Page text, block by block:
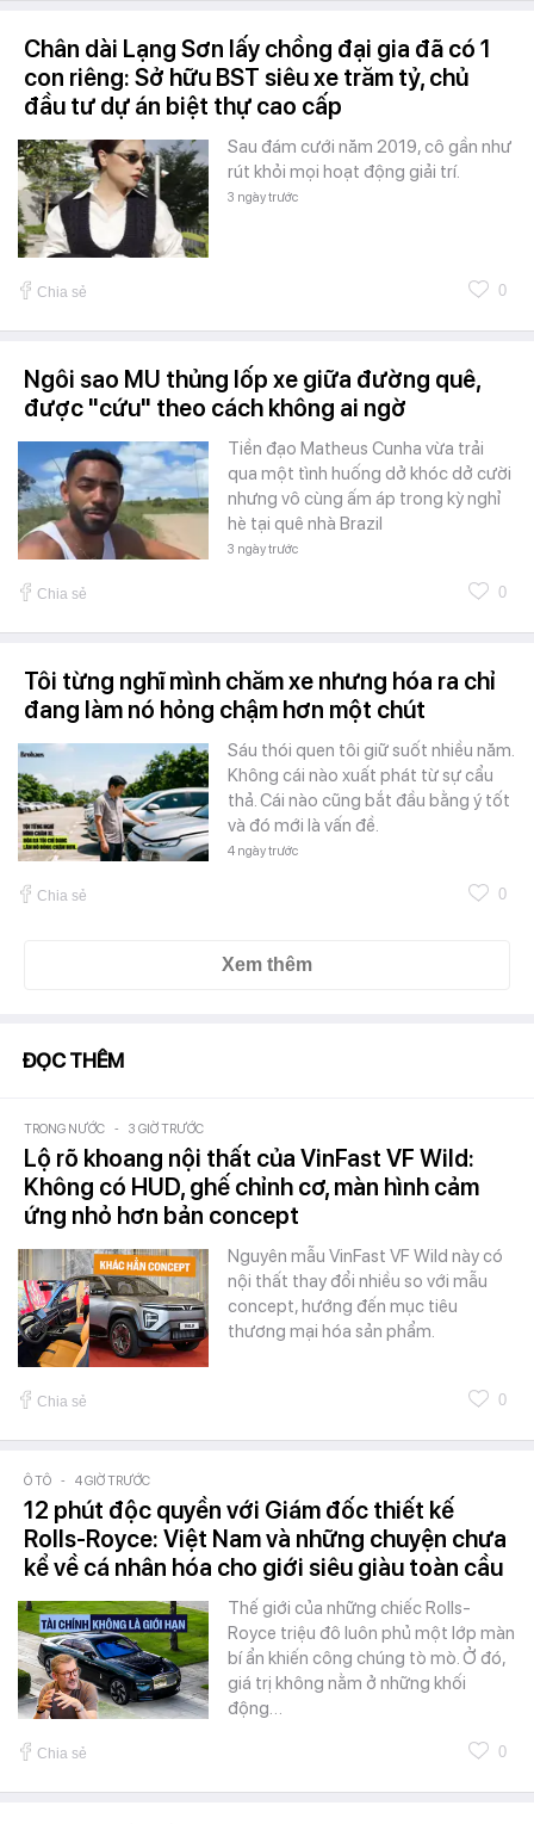
Chân dài Lạng Sơn lấy chồng đại gia đã có 1
con riêng: Sở hữu BST siêu xe trăm tỷ, chủ
đầu tư dự án biệt thự cao cấp
Sau đám cưới năm 2019, cô gần như
rút khỏi mọi hoạt động giải trí.
3 ngày trước
Chia sẻ 0
Ngôi sao MU thủng lốp xe giữa đường quê,
được "cứu" theo cách không ai ngờ
Tiền đạo Matheus Cunha vừa trải
qua một tình huống dở khóc dở cười
nhưng vô cùng ấm áp trong kỳ nghỉ
hè tại quê nhà Brazil
3 ngày trước
Chia sẻ 0
Tôi từng nghĩ mình chăm xe nhưng hóa ra chỉ
đang làm nó hỏng chậm hơn một chút
Sáu thói quen tôi giữ suốt nhiều năm.
Không cái nào xuất phát từ sự cẩu
thả. Cái nào cũng bắt đầu bằng ý tốt
và đó mới là vấn đề.
4 ngày trước
Chia sẻ 0
Xem thêm
ĐỌC THÊM
TRONG NƯỚC - 3 GIỜ TRƯỚC
Lộ rõ khoang nội thất của VinFast VF Wild:
Không có HUD, ghế chỉnh cơ, màn hình cảm
ứng nhỏ hơn bản concept
Nguyên mẫu VinFast VF Wild này có
nội thất thay đổi nhiều so với mẫu
concept, hướng đến mục tiêu
thương mại hóa sản phẩm.
Chia sẻ 0
Ô TÔ - 4 GIỜ TRƯỚC
12 phút độc quyền với Giám đốc thiết kế
Rolls-Royce: Việt Nam và những chuyện chưa
kể về cá nhân hóa cho giới siêu giàu toàn cầu
Thế giới của những chiếc Rolls-
Royce triệu đô luôn phủ một lớp màn
bí ẩn khiến công chúng tò mò. Ở đó,
giá trị không nằm ở những khối
động…
Chia sẻ 0